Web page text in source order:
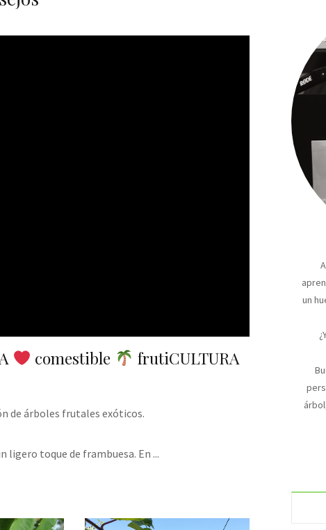
comestible
frutiCULTURA
de árboles frutales exóticos.
ligero toque de frambuesa. En ...
un